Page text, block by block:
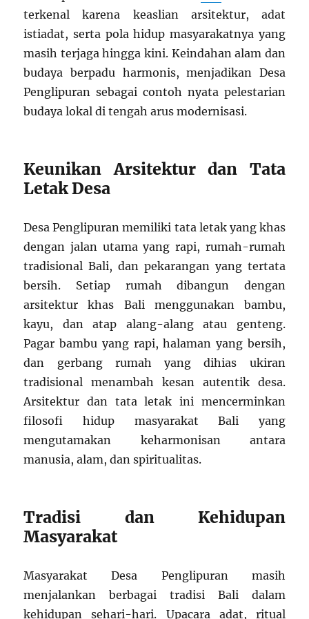
terkenal karena keaslian arsitektur, adat
istiadat, serta pola hidup masyarakatnya yang
masih terjaga hingga kini. Keindahan alam dan
budaya berpadu harmonis, menjadikan Desa
Penglipuran sebagai contoh nyata pelestarian
budaya lokal di tengah arus modernisasi.
Keunikan Arsitektur dan Tata
Letak Desa
Desa Penglipuran memiliki tata letak yang khas
dengan jalan utama yang rapi, rumah-rumah
tradisional Bali, dan pekarangan yang tertata
bersih. Setiap rumah dibangun dengan
arsitektur khas Bali menggunakan bambu,
kayu, dan atap alang-alang atau genteng.
Pagar bambu yang rapi, halaman yang bersih,
dan gerbang rumah yang dihias ukiran
tradisional menambah kesan autentik desa.
Arsitektur dan tata letak ini mencerminkan
filosofi hidup masyarakat Bali yang
mengutamakan keharmonisan antara
manusia, alam, dan spiritualitas.
Tradisi dan Kehidupan
Masyarakat
Masyarakat Desa Penglipuran masih
menjalankan berbagai tradisi Bali dalam
kehidupan sehari-hari. Upacara adat, ritual